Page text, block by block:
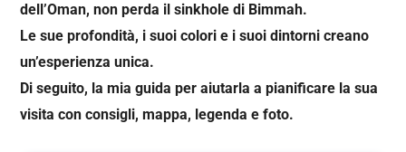
dell’Oman, non perda il sinkhole di Bimmah.
Le sue profondità, i suoi colori e i suoi dintorni creano
un’esperienza unica.
Di seguito, la mia guida per aiutarla a pianificare la sua
visita con consigli, mappa, legenda e foto.